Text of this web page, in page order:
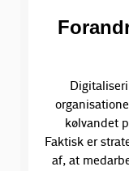
kølvandet
Faktisk er
af, at